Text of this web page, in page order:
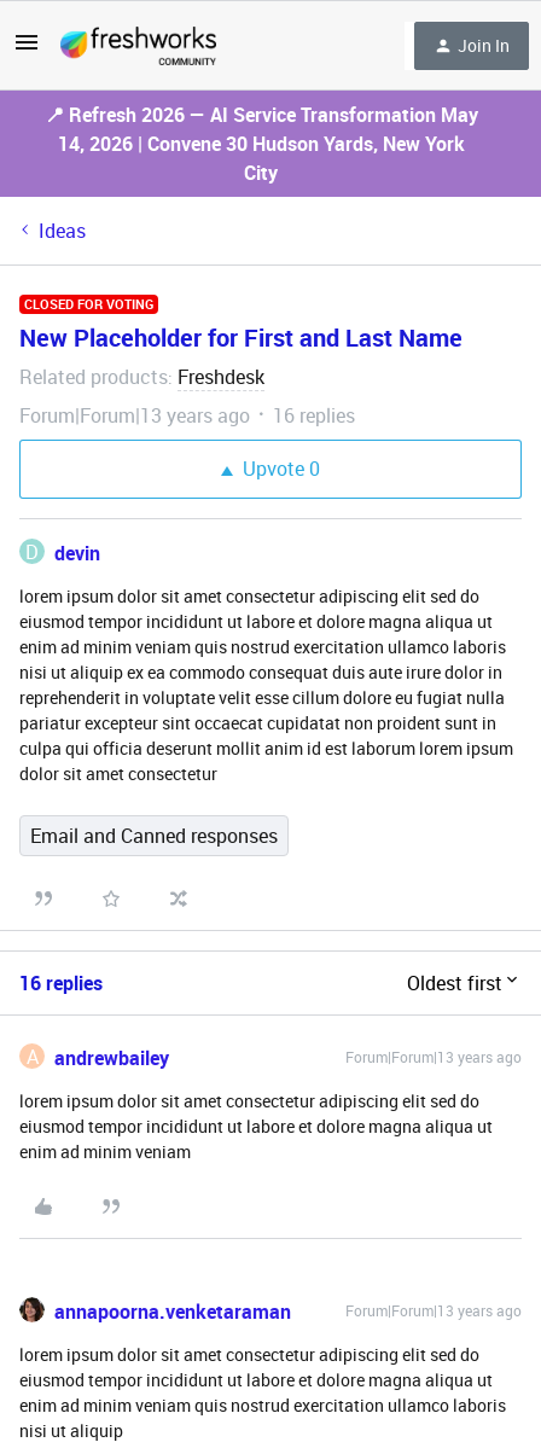
Join In
📍 Refresh 2026 — AI Service Transformation May
14, 2026 | Convene 30 Hudson Yards, New York
City
Ideas
CLOSED FOR VOTING
New Placeholder for First and Last Name
Related products: Freshdesk
Forum|Forum|13 years ago
16 replies
Upvote0
D devin
lorem ipsum dolor sit amet consectetur adipiscing elit sed do
eiusmod tempor incididunt ut labore et dolore magna aliqua ut
enim ad minim veniam quis nostrud exercitation ullamco laboris
nisi ut aliquip ex ea commodo consequat duis aute irure dolor in
reprehenderit in voluptate velit esse cillum dolore eu fugiat nulla
pariatur excepteur sint occaecat cupidatat non proident sunt in
culpa qui officia deserunt mollit anim id est laborum lorem ipsum
dolor sit amet consectetur
Email and Canned responses
16 replies Oldest first
A andrewbailey Forum|Forum|13 years ago
lorem ipsum dolor sit amet consectetur adipiscing elit sed do
eiusmod tempor incididunt ut labore et dolore magna aliqua ut
enim ad minim veniam
annapoorna.venketaraman Forum|Forum|13 years ago
lorem ipsum dolor sit amet consectetur adipiscing elit sed do
eiusmod tempor incididunt ut labore et dolore magna aliqua ut
enim ad minim veniam quis nostrud exercitation ullamco laboris
nisi ut aliquip